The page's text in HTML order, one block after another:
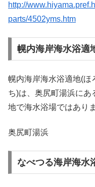
http://
parts/4502yms.htm
幌内海岸海水浴適
幌内海岸海水浴適地(ほ
ち)は、奥尻町湯浜にあ
地で海水浴場ではあり
奥尻町湯浜
なべつる海岸海水